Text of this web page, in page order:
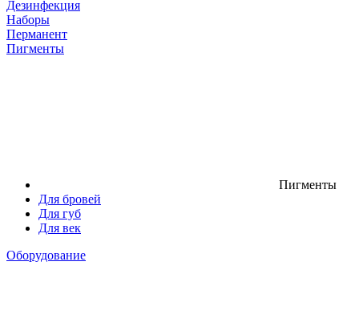
Дезинфекция
Наборы
Перманент
Пигменты
Пигменты
Для бровей
Для губ
Для век
Оборудование